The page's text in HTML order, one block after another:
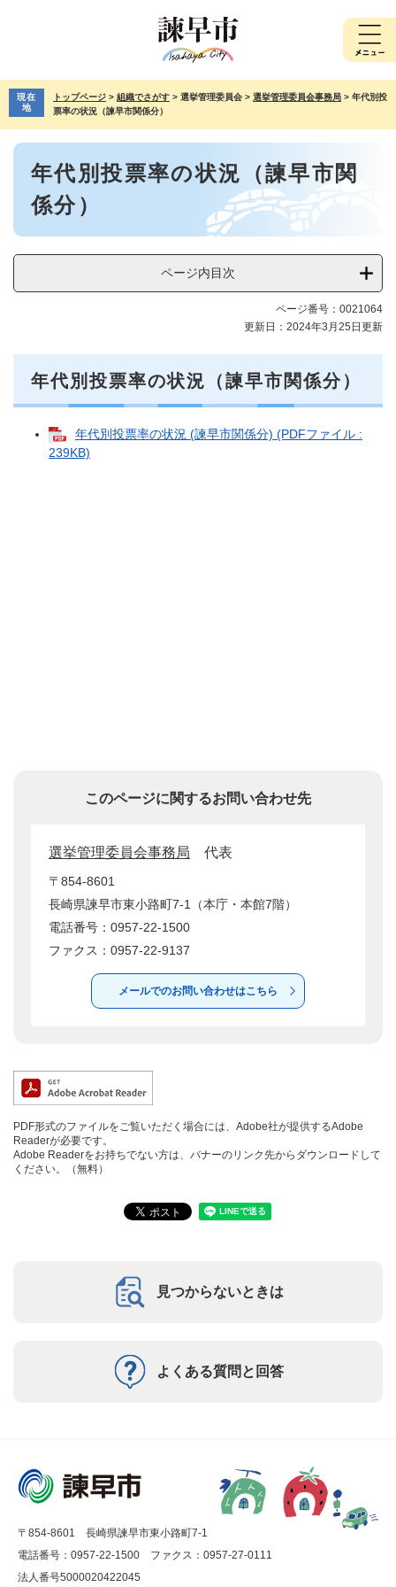
先
で
を
ば
現在
地
トップページ > 組織でさがす > 選挙管理委員会 > 選挙管理委員会事務局 > 年代別投
票率の状況（諫早市関係分）
本
年代別投票率の状況（諫早市関
係分）
ページ内目次
ページ番号：0021064
更新日：2024年3月25日更新
年代別投票率の状況（諫早市関係分）
年代別投票率の状況 (諫早市関係分) (PDFファイル :
239KB)
このページに関するお問い合わせ先
選挙管理委員会事務局 代表
〒854-8601
長崎県諫早市東小路町7-1（本庁・本館7階）
電話番号：0957-22-1500
ファクス：0957-22-9137
メールでのお問い合わせはこちら
PDF形式のファイルをご覧いただく場合には、Adobe社が提供するAdobe
Readerが必要です。
Adobe Readerをお持ちでない方は、バナーのリンク先からダウンロードして
ください。（無料）
見つからないときは
よくある質問と回答
〒854-8601 長崎県諫早市東小路町7-1
電話番号：0957-22-1500
ファクス：0957-27-0111
法人番号5000020422045